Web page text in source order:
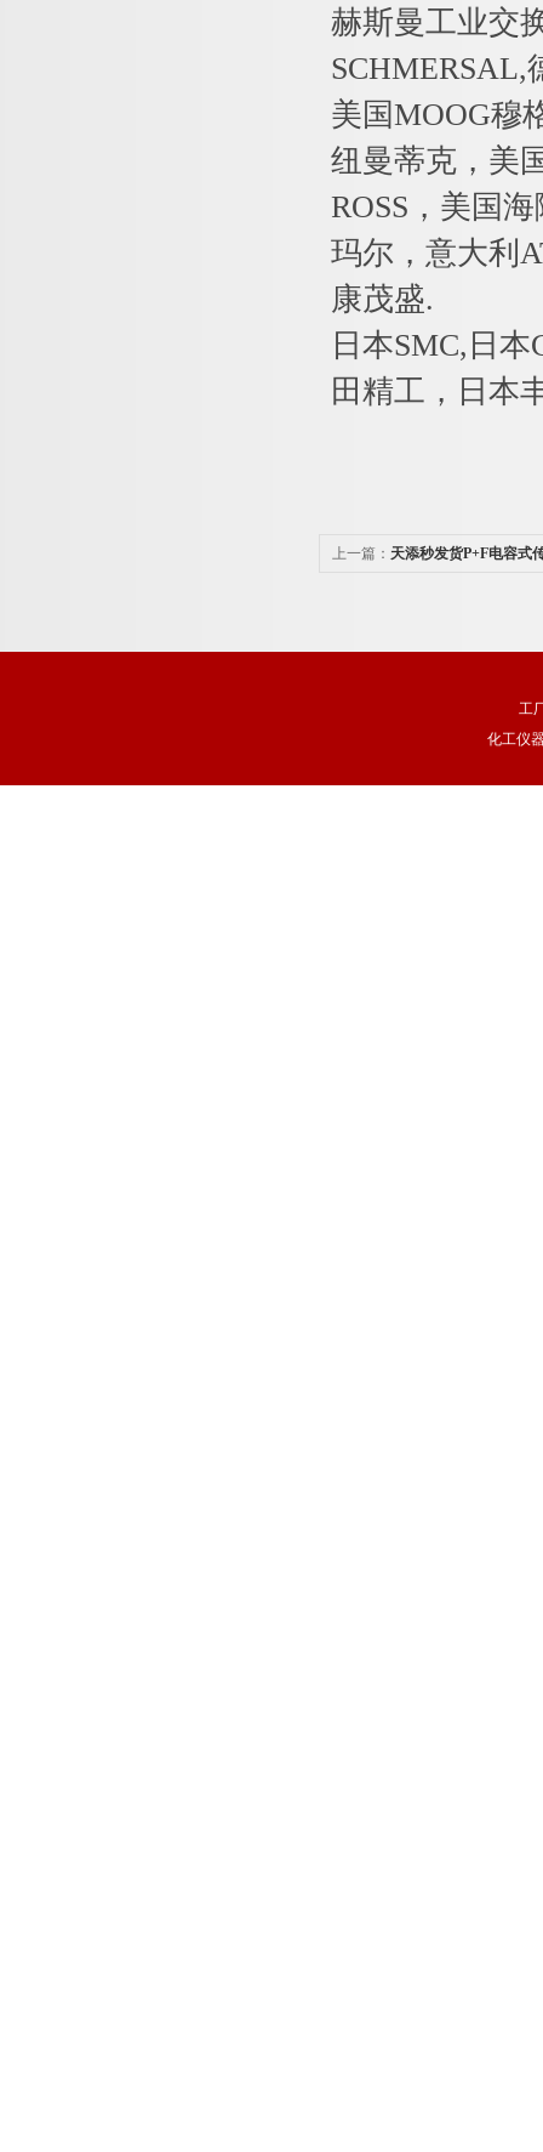
赫斯曼工业交
SCHMERSAL,
美国MOOG穆
纽曼蒂克，美
ROSS，美国
玛尔，意大利
康茂盛.
日本SMC,日
田精工，日本
上一篇： 天添秒发货P+F电容式
工
化工仪